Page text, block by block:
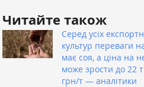
Читайте також
Серед усіх
культур переваги
має соя, а ціна на
може зрости до 22
грн/т — аналітики